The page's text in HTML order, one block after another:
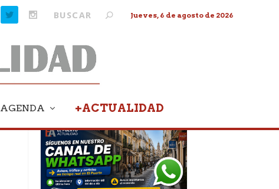
Jueves, 6 de agosto de 2026
AGENDA +ACTUALIDAD
PUBLICIDAD